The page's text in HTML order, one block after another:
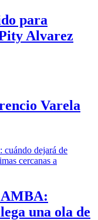
para
Alvarez
Varela
AMBA:
una ola de